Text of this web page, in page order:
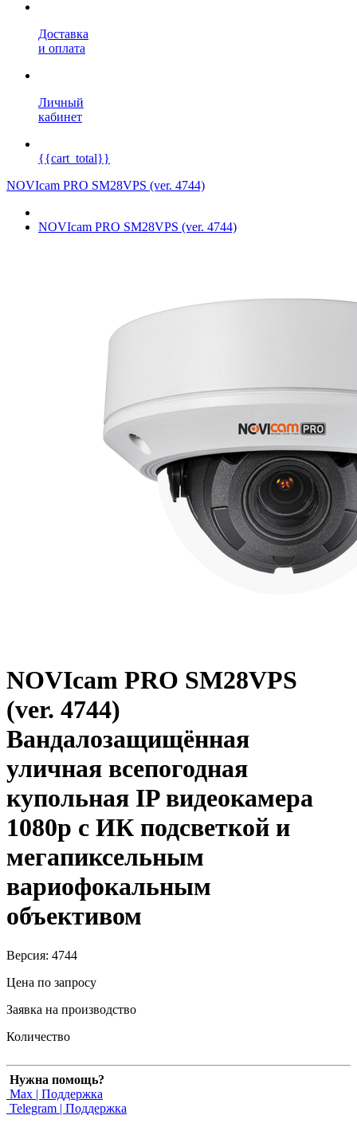
Доставка
и оплата
Личный
кабинет
{{cart_total}}
NOVIcam PRO SM28VPS (ver. 4744)
NOVIcam PRO SM28VPS (ver. 4744)
NOVIcam PRO SM28VPS
(ver. 4744)
Вандалозащищённая
уличная всепогодная
купольная IP видеокамера
1080p с ИК подсветкой и
мегапиксельным
вариофокальным
объективом
Версия: 4744
Цена по запросу
Заявка на производство
Количество
Нужна помощь?
Max | Поддержка
Telegram | Поддержка